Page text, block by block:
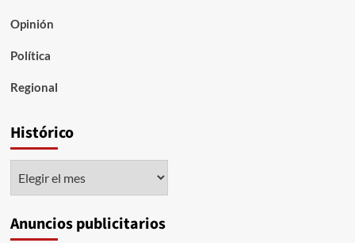
Opinión
Política
Regional
Histórico
Anuncios publicitarios